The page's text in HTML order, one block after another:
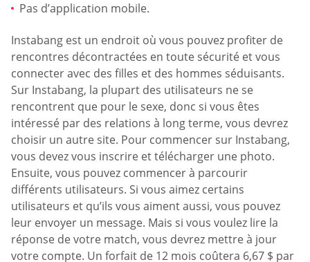
Pas d’application mobile.
Instabang est un endroit où vous pouvez profiter de
rencontres décontractées en toute sécurité et vous
connecter avec des filles et des hommes séduisants.
Sur Instabang, la plupart des utilisateurs ne se
rencontrent que pour le sexe, donc si vous êtes
intéressé par des relations à long terme, vous devrez
choisir un autre site. Pour commencer sur Instabang,
vous devez vous inscrire et télécharger une photo.
Ensuite, vous pouvez commencer à parcourir
différents utilisateurs. Si vous aimez certains
utilisateurs et qu’ils vous aiment aussi, vous pouvez
leur envoyer un message. Mais si vous voulez lire la
réponse de votre match, vous devrez mettre à jour
votre compte. Un forfait de 12 mois coûtera 6,67 $ par